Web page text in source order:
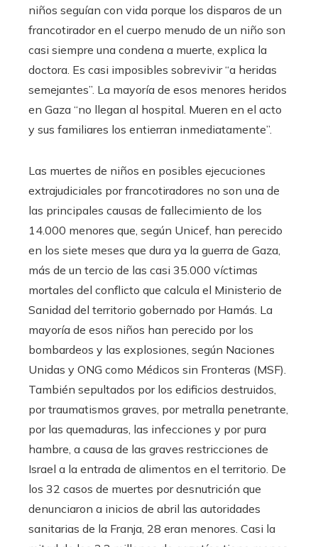
niños seguían con vida porque los disparos de un
francotirador en el cuerpo menudo de un niño son
casi siempre una condena a muerte, explica la
doctora. Es casi imposibles sobrevivir “a heridas
semejantes”. La mayoría de esos menores heridos
en Gaza “no llegan al hospital. Mueren en el acto
y sus familiares los entierran inmediatamente”.
Las muertes de niños en posibles ejecuciones
extrajudiciales por francotiradores no son una de
las principales causas de fallecimiento de los
14.000 menores que, según Unicef, han perecido
en los siete meses que dura ya la guerra de Gaza,
más de un tercio de las casi 35.000 víctimas
mortales del conflicto que calcula el Ministerio de
Sanidad del territorio gobernado por Hamás. La
mayoría de esos niños han perecido por los
bombardeos y las explosiones, según Naciones
Unidas y ONG como Médicos sin Fronteras (MSF).
También sepultados por los edificios destruidos,
por traumatismos graves, por metralla penetrante,
por las quemaduras, las infecciones y por pura
hambre, a causa de las graves restricciones de
Israel a la entrada de alimentos en el territorio. De
los 32 casos de muertes por desnutrición que
denunciaron a inicios de abril las autoridades
sanitarias de la Franja, 28 eran menores. Casi la